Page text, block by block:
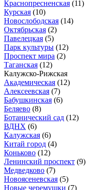
Краснопресненская (11)
Курская (10)
Новослободская (14)
Октябрьская (2)
Павелецкая (5)
Парк культуры (12)
Проспект мира (2)
Таганская (12)
Калужско-Рижская
Академическая (12)
Алексеевская (7)
Бабушкинская (6)
Беляево (8)
Ботанический сад (12)
ВДНХ (6)
Калужская (6)
Китай город (4)
Коньково (12)
Ленинский проспект (9)
Медведково (7)
Новоясеневская (5)
Новые черемушки (7)